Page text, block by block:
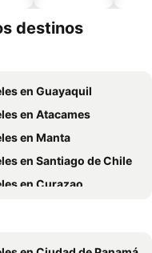
mascotas
destinos
en Guayaquil
en Atacames
en Manta
en Santiago de Chile
en Curazao
en Santa Cruz